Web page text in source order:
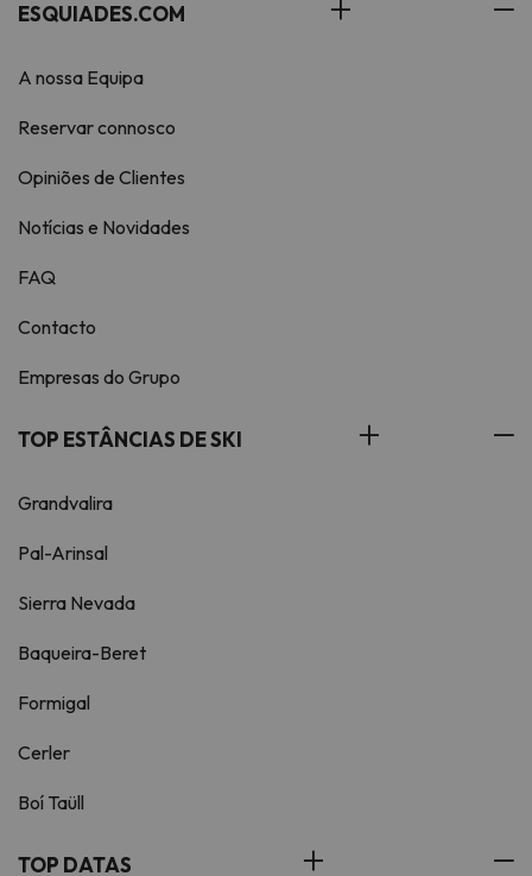
ESQUIADES.COM
A nossa Equipa
Reservar connosco
Opiniões de Clientes
Notícias e Novidades
FAQ
Contacto
Empresas do Grupo
TOP ESTÂNCIAS DE SKI
Grandvalira
Pal-Arinsal
Sierra Nevada
Baqueira-Beret
Formigal
Cerler
Boí Taüll
TOP DATAS